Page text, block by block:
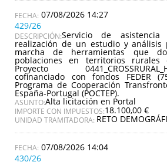
07/08/2026 14:27
429/26
DESCRIPCIÓN:Servicio de
realización de un estudio y análisis
marcha de herramientas que
poblaciones en territorios
Proyecto
cofinanciado con fondos FEDER
Programa de Cooperación
España-Portugal (POCTEP).
ASUNTO:Alta licitación en Portal
IMPORTE CON IMPUESTOS:18.100,00 €
UNIDAD TRAMITADORA: RETO
07/08/2026 14:04
430/26